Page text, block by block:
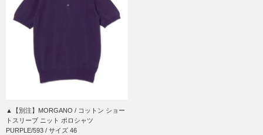
▲【別注】MORGANO / コットン ショー
トスリーブ ニット ポロシャツ
PURPLE/593 / サイズ 46